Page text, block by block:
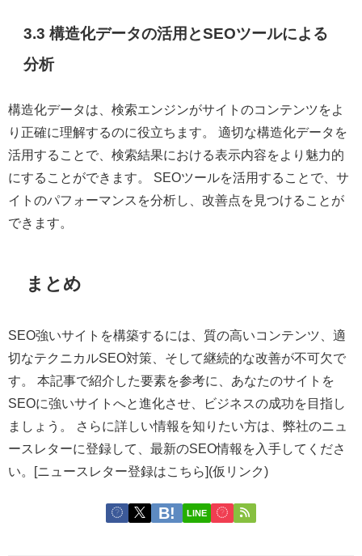
3.3 構造化データの活用とSEOツールによる
分析
構造化データは、検索エンジンがサイトのコンテンツをよ
り正確に理解するのに役立ちます。 適切な構造化データを
活用することで、検索結果における表示内容をより魅力的
にすることができます。 SEOツールを活用することで、サ
イトのパフォーマンスを分析し、改善点を見つけることが
できます。
まとめ
SEO強いサイトを構築するには、質の高いコンテンツ、適
切なテクニカルSEO対策、そして継続的な改善が不可欠で
す。 本記事で紹介した要素を参考に、あなたのサイトを
SEOに強いサイトへと進化させ、ビジネスの成功を目指し
ましょう。 さらに詳しい情報を知りたい方は、弊社のニュ
ースレターに登録して、最新のSEO情報を入手してくださ
い。[ニュースレター登録はこちら](仮リンク)
LINE